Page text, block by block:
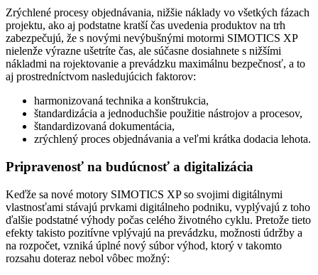
Zrýchlené procesy objednávania, nižšie náklady vo všetkých fázach
projektu, ako aj podstatne kratší čas uvedenia produktov na trh
zabezpečujú, že s novými nevýbušnými motormi SIMOTICS XP
nielenže výrazne ušetríte čas, ale súčasne dosiahnete s nižšími
nákladmi na rojektovanie a prevádzku maximálnu bezpečnosť, a to
aj prostredníctvom nasledujúcich faktorov:
harmonizovaná technika a konštrukcia,
štandardizácia a jednoduchšie použitie nástrojov a procesov,
štandardizovaná dokumentácia,
zrýchlený proces objednávania a veľmi krátka dodacia lehota.
Pripravenosť na budúcnosť a digitalizácia
Keďže sa nové motory SIMOTICS XP so svojimi digitálnymi
vlastnosťami stávajú prvkami digitálneho podniku, vyplývajú z toho
ďalšie podstatné výhody počas celého životného cyklu. Pretože tieto
efekty takisto pozitívne vplývajú na prevádzku, možnosti údržby a
na rozpočet, vzniká úplné nový súbor výhod, ktorý v takomto
rozsahu doteraz nebol vôbec možný: